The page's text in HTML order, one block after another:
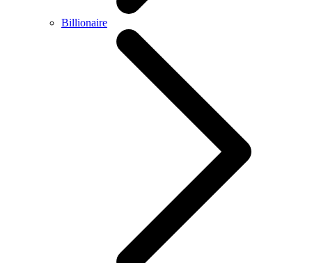
Billionaire